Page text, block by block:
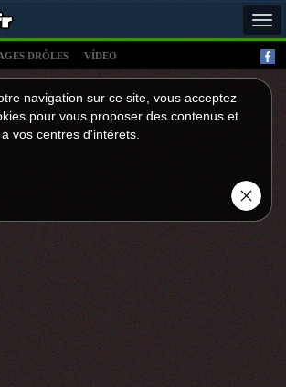
DRÔLES VÍDEO
navigation sur ce site, vous acceptez
pour vous proposer des contenus et
vos centres d'intérets.